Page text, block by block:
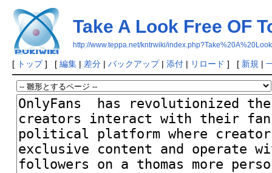
Take A Look Free OF
http://www.teppa.net/kntrwiki/
[ トップ] [ 編集| 差分| バックアップ| 添付| リロード ] [ 新規 |